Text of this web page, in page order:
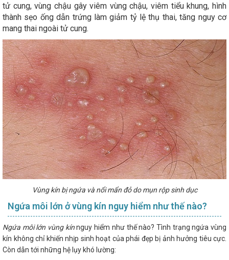
tử cung, vùng chậu gây viêm vùng chậu, viêm tiểu khung, hình
thành sẹo ống dẫn trứng làm giảm tỷ lệ thụ thai, tăng nguy cơ
mang thai ngoài tử cung.
Vùng kín bị ngứa và nổi mẩn đỏ do mụn rộp sinh dục
Ngứa môi lớn ở vùng kín nguy hiểm như thế nào?
Ngứa môi lớn vùng kínnguy hiểm như thế nào? Tình trạng ngứa vùng
kín không chỉ khiến nhịp sinh hoạt của phái đẹp bị ảnh hưởng tiêu cực.
Còn dẫn tới những hệ lụy khó lường: